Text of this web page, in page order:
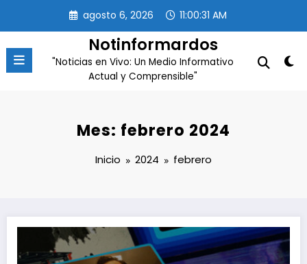
contenido
agosto 6, 2026 11:00:32 AM
Notinformardos
"Noticias en Vivo: Un Medio Informativo
Actual y Comprensible"
Mes: febrero 2024
Inicio 2024 febrero